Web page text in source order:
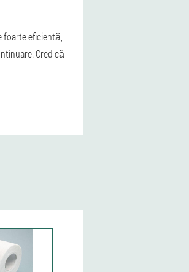
foarte eficientă,
Cred că